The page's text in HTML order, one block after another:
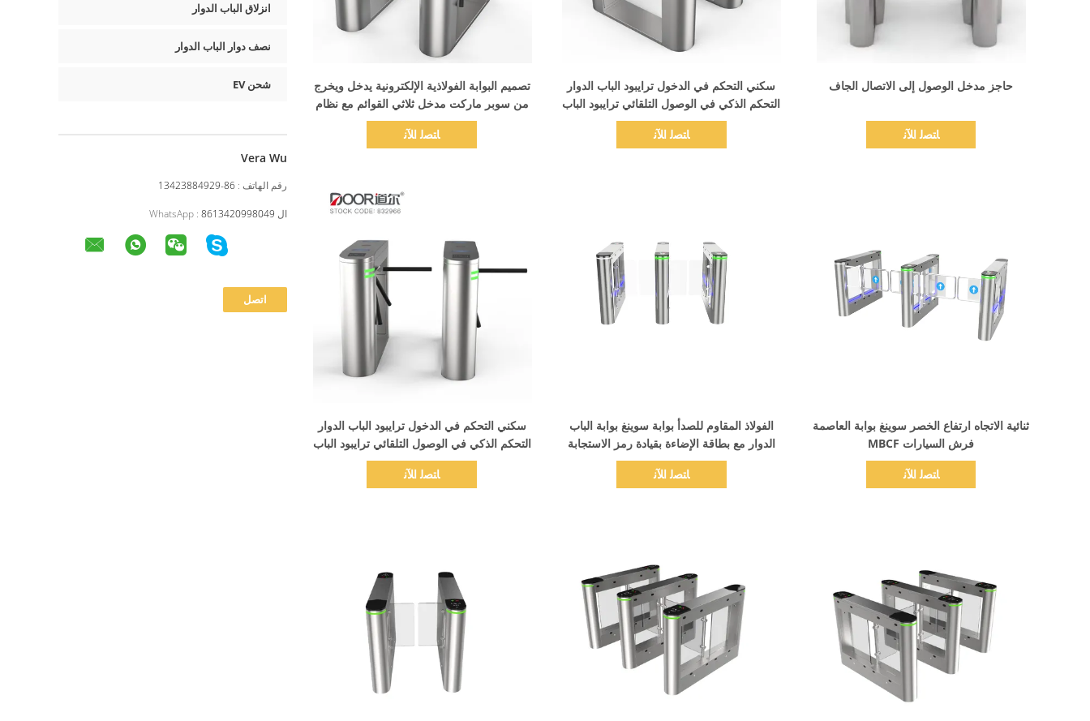
انزلاق الباب الدوار
نصف دوار الباب الدوار
شحن EV
Vera Wu
رقم الهاتف :
ال WhatsApp : 8613420998049
تصميم البوابة الفولاذية الإلكترونية يدخل ويخرج
من سوبر ماركت مدخل ثلاثي القوائم مع نظام
تحكم ذكي
ﺎﺘﺼﻟ ﺍﻶﻧ
سكني التحكم في الدخول ترايبود الباب الدوار
التحكم الذكي في الوصول التلقائي ترايبود الباب
الدوار بوابة
ﺎﺘﺼﻟ ﺍﻶﻧ
حاجز مدخل الوصول إلى الاتصال الجاف
ﺎﺘﺼﻟ ﺍﻶﻧ
سكني التحكم في الدخول ترايبود الباب الدوار
التحكم الذكي في الوصول التلقائي ترايبود الباب
الدوار بوابة
ﺎﺘﺼﻟ ﺍﻶﻧ
اظهر التفاصيل
الفولاذ المقاوم للصدأ بوابة سوينغ بوابة الباب
الدوار مع بطاقة الإضاءة بقيادة رمز الاستجابة
السريعة
ﺎﺘﺼﻟ ﺍﻶﻧ
ثنائية الاتجاه ارتفاع الخصر سوينغ بوابة العاصمة
فرش السيارات MBCF
ﺎﺘﺼﻟ ﺍﻶﻧ